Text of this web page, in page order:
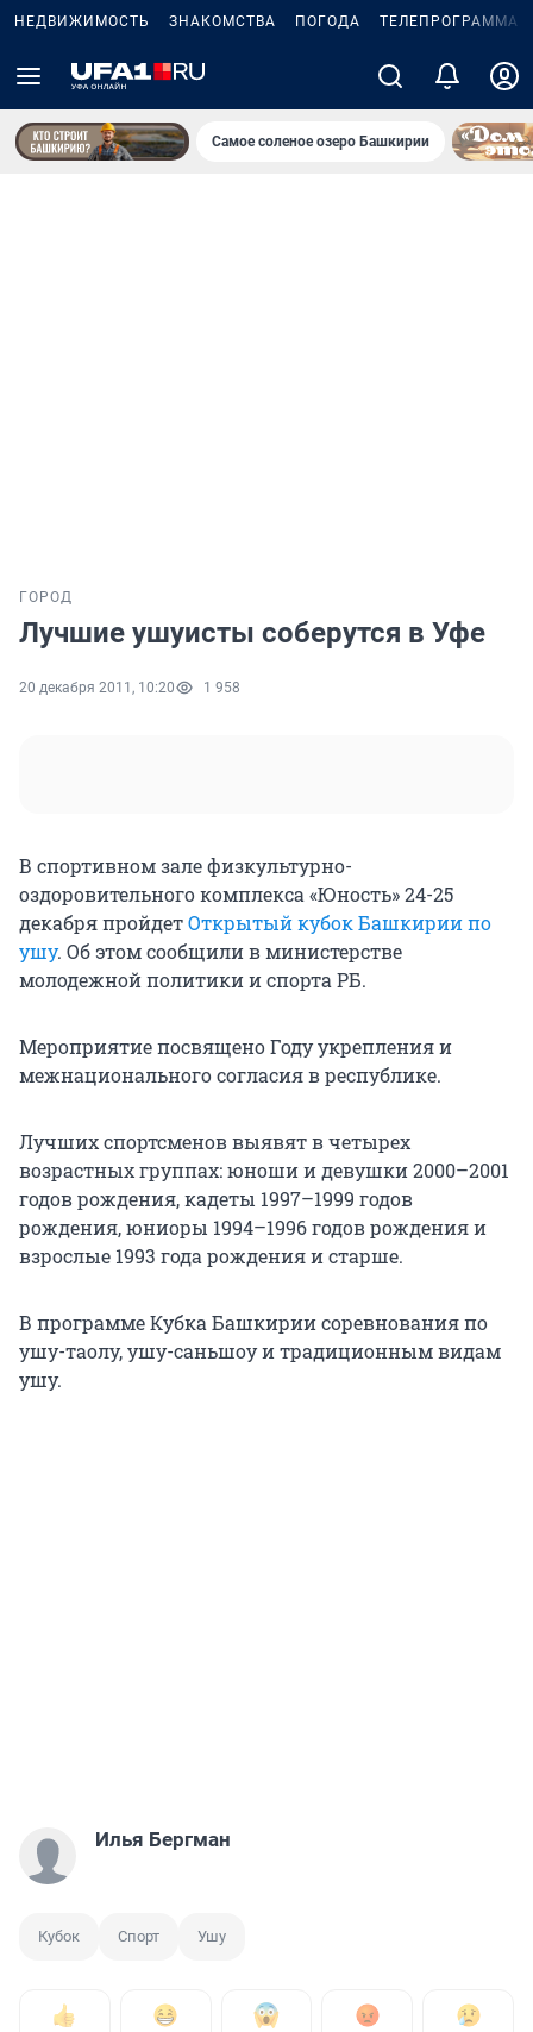
НЕДВИЖИМОСТЬ ЗНАКОМСТВА ПОГОДА ТЕЛЕПРОГРАММА
Самое соленое озеро Башкирии
ГОРОД
Лучшие ушуисты соберутся в Уфе
20 декабря 2011, 10:20 1 958
В спортивном зале физкультурно-
оздоровительного комплекса «Юность» 24-25
декабря пройдетОткрытый кубок Башкирии по
ушу. Об этом сообщили в министерстве
молодежной политики и спорта РБ.
Мероприятие посвящено Году укрепления и
межнационального согласия в республике.
Лучших спортсменов выявят в четырех
возрастных группах: юноши и девушки 2000–2001
годов рождения, кадеты 1997–1999 годов
рождения, юниоры 1994–1996 годов рождения и
взрослые 1993 года рождения и старше.
В программе Кубка Башкирии соревнования по
ушу-таолу, ушу-саньшоу и традиционным видам
ушу.
Илья Бергман
Кубок Спорт Ушу